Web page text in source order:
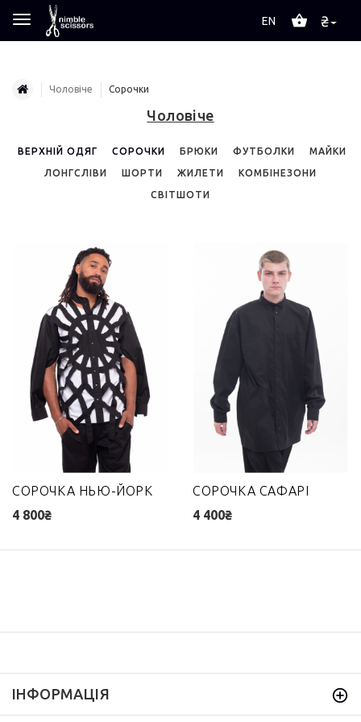
₴
EN
Чоловіче Сорочки
Чоловіче
ВЕРХНІЙ ОДЯГ СОРОЧКИ БРЮКИ ФУТБОЛКИ МАЙКИ
ЛОНГСЛІВИ ШОРТИ ЖИЛЕТИ КОМБІНЕЗОНИ
СВІТШОТИ
СОРОЧКА НЬЮ-ЙОРК
4 800₴
СОРОЧКА САФАРІ
4 400₴
ІНФОРМАЦІЯ